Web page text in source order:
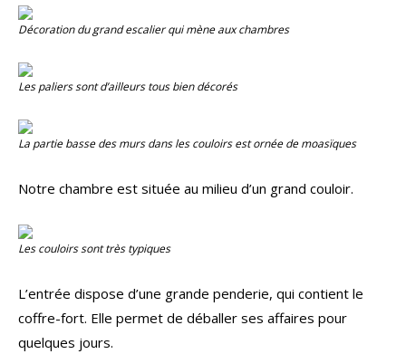
Décoration du grand escalier qui mène aux chambres
Les paliers sont d’ailleurs tous bien décorés
La partie basse des murs dans les couloirs est ornée de moasïques
Notre chambre est située au milieu d’un grand couloir.
Les couloirs sont très typiques
L’entrée dispose d’une grande penderie, qui contient le
coffre-fort. Elle permet de déballer ses affaires pour
quelques jours.